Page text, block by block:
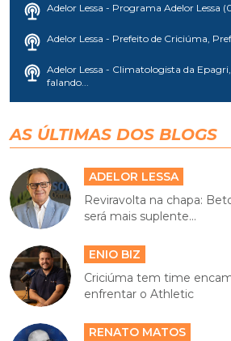
Adelor Lessa - Programa Adelor Lessa
Adelor Lessa - Prefeito de Criciúma,
Adelor Lessa - Climatologista da
falando...
AS ÚLTIMAS DOS BLOGS
ADELOR LESSA
Reviravolta na chapa:
será mais suplente...
ENIO BIZ
Criciúma tem time
enfrentar o Athletic
RENATO MATOS